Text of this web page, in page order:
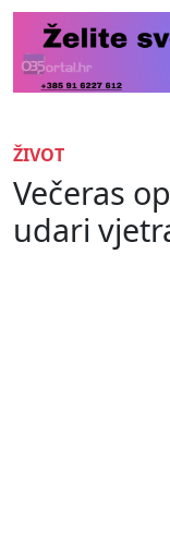
ŽIVOT
Večeras
udari